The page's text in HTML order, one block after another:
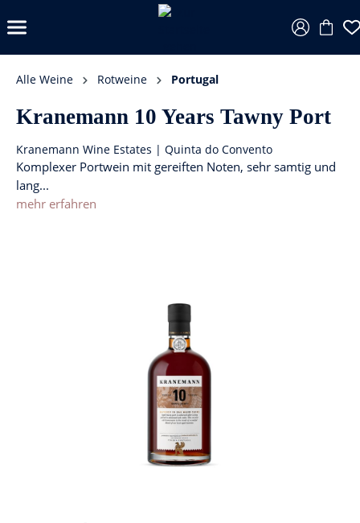
Alle Weine Rotweine Portugal
Kranemann 10 Years Tawny Port
Kranemann Wine Estates | Quinta do Convento
Komplexer Portwein mit gereiften Noten, sehr samtig und
lang...
mehr erfahren